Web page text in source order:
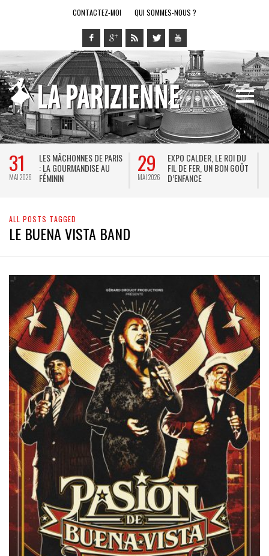
CONTACTEZ-MOI QUI SOMMES-NOUS ?
31
MAI 2026
LES MÂCHONNES DE PARIS
: LA GOURMANDISE AU
FÉMININ
29
MAI 2026
EXPO CALDER, LE ROI DU
FIL DE FER, UN BON GOÛT
D’ENFANCE
ALL POSTS TAGGED
LE BUENA VISTA BAND